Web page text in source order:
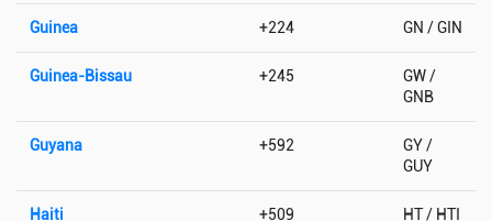
Guinea +224 GN / GIN
Guinea-Bissau +245
GW /
GNB
Guyana +592
GY /
GUY
Haiti +509 HT / HTI